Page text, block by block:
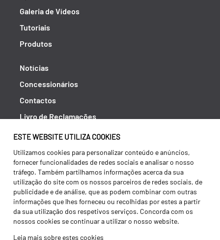
ESTE WEBSITE UTILIZA COOKIES
Utilizamos cookies para personalizar conteúdo e anúncios,
fornecer funcionalidades de redes sociais e analisar o nosso
tráfego. Também partilhamos informações acerca da sua
utilização do site com os nossos parceiros de redes sociais, de
publicidade e de análise, que as podem combinar com outras
informações que lhes forneceu ou recolhidas por estes a partir
da sua utilização dos respetivos serviços. Concorda com os
nossos cookies se continuar a utilizar o nosso website.
Leia mais sobre estes cookies
Galeria de Vídeos
Tutoriais
Produtos
Notícias
Concessionários
Contactos
Livro de Reclamações
Política de Privacidade
Canal de Denúncias (RGPC)
Termos e condições